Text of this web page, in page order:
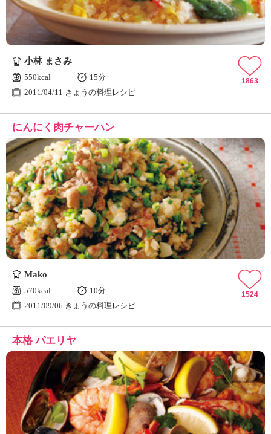
小林 まさみ
550kcal
15分
2011/04/11 きょうの料理レシピ
1863
にんにく肉チャーハン
Mako
570kcal
10分
2011/09/06 きょうの料理レシピ
1524
本格 パエリヤ